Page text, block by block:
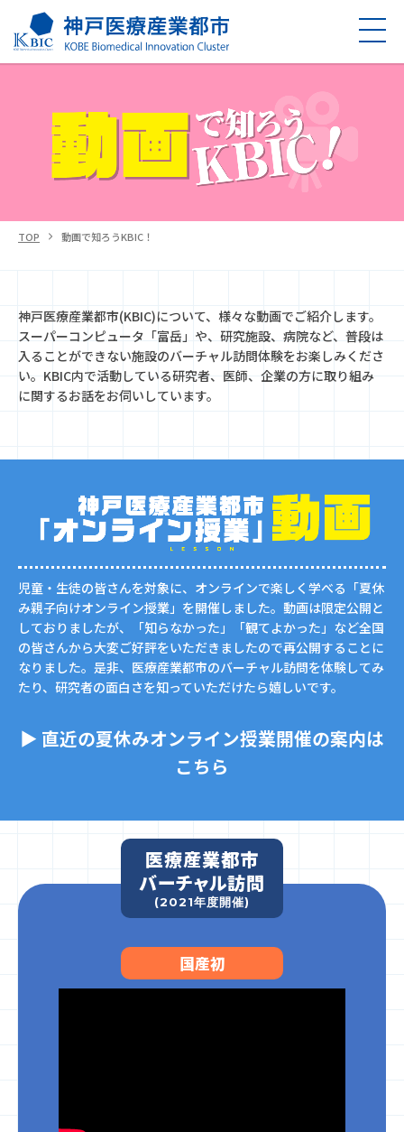
TOP 動画で知ろうKBIC！
神戸医療産業都市(KBIC)について、様々な動画でご紹介します。
スーパーコンピュータ「富岳」や、研究施設、病院など、普段は
入ることができない施設のバーチャル訪問体験をお楽しみくださ
い。KBIC内で活動している研究者、医師、企業の方に取り組み
に関するお話をお伺いしています。
児童・生徒の皆さんを対象に、オンラインで楽しく学べる「夏休
み親子向けオンライン授業」を開催しました。動画は限定公開と
しておりましたが、「知らなかった」「観てよかった」など全国
の皆さんから大変ご好評をいただきましたので再公開することに
なりました。是非、医療産業都市のバーチャル訪問を体験してみ
たり、研究者の面白さを知っていただけたら嬉しいです。
▶︎ 直近の夏休みオンライン授業開催の案内は
こちら
医療産業都市
バーチャル訪問
(2021年度開催)
国産初